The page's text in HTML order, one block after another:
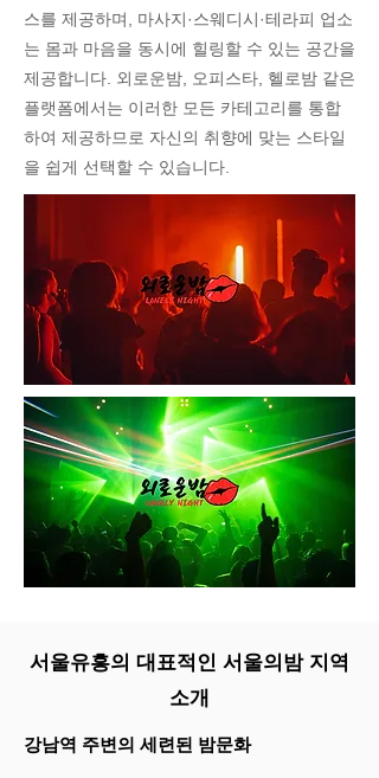
스를 제공하며, 마사지·스웨디시·테라피 업소
는 몸과 마음을 동시에 힐링할 수 있는 공간을
제공합니다. 외로운밤, 오피스타, 헬로밤 같은
플랫폼에서는 이러한 모든 카테고리를 통합
하여 제공하므로 자신의 취향에 맞는 스타일
을 쉽게 선택할 수 있습니다.
서울유흥의 대표적인 서울의밤 지역
소개
강남역 주변의 세련된 밤문화